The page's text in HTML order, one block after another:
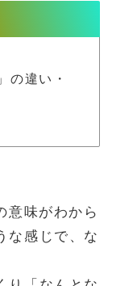
の違い・
意味がわから
な感じで、な